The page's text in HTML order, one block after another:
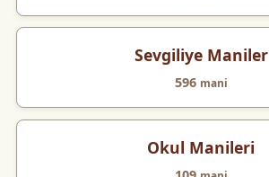
Sevgiliye Maniler
596 mani
Okul Manileri